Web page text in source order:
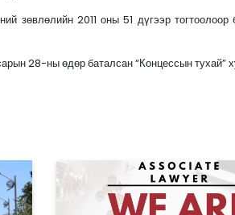
зөвлөлийн 2011 оны 51 дүгээр
28-ны өдөр баталсан “Концессын тухай”